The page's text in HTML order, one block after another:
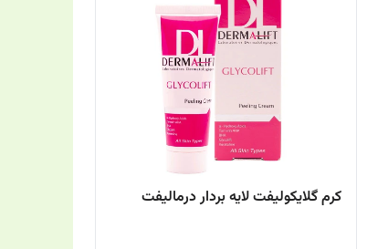
کرم گلایکولیفت لایه بردار درمالیفت